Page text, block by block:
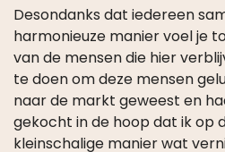
harmonieuze manier voel je
van de mensen die hier
te doen om deze mensen
naar de markt geweest en
gekocht in de hoop dat ik op
kleinschalige manier wat
kon brengen. Toen ik er